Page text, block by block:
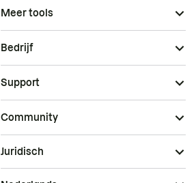
Meer tools
Bedrijf
Support
Community
Juridisch